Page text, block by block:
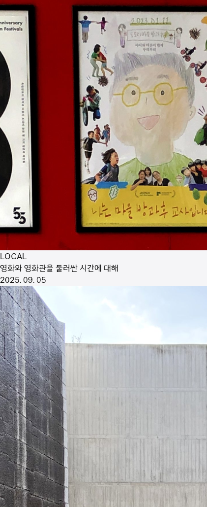
LOCAL
영화와 영화관을 둘러싼 시간에 대해
2025. 09. 05